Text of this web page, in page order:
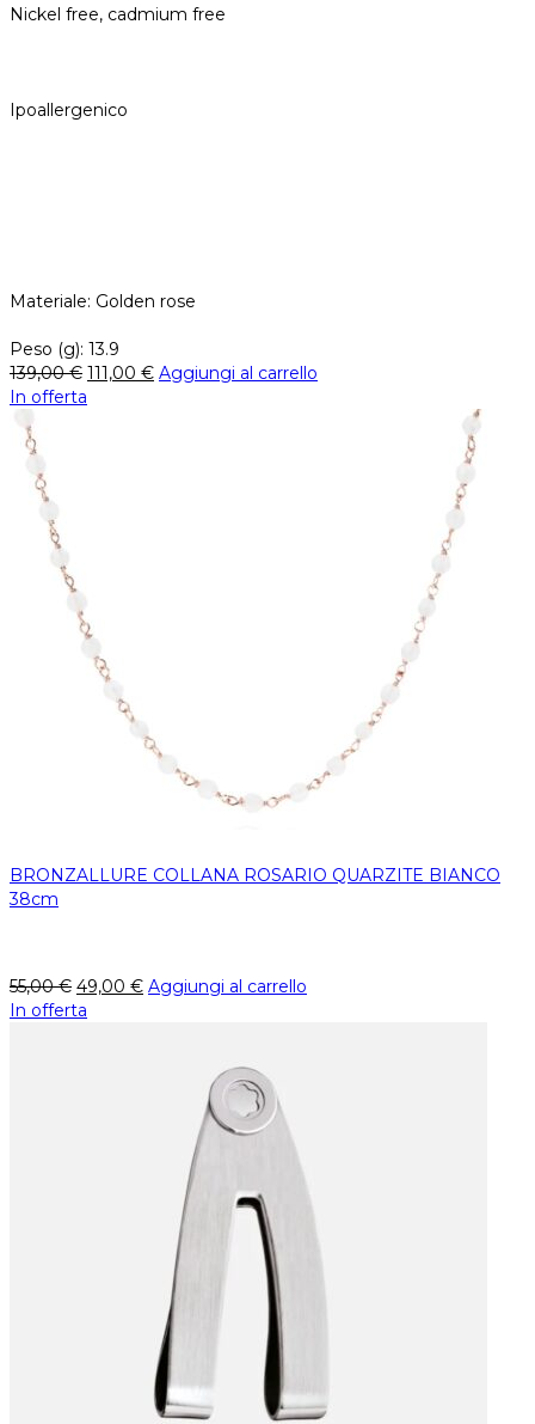
Nickel free, cadmium free
Ipoallergenico
Materiale: Golden rose
Peso (g): 13.9
139,00€ 111,00 € Aggiungi al carrello
In offerta
BRONZALLURE COLLANA ROSARIO QUARZITE BIANCO
38cm
55,00€ 49,00 € Aggiungi al carrello
In offerta